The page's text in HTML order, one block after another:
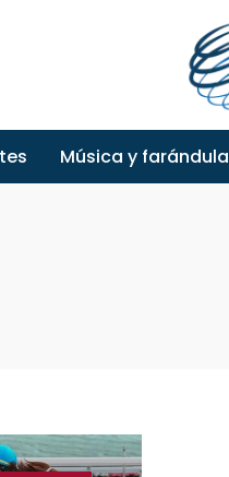
Música y farándula